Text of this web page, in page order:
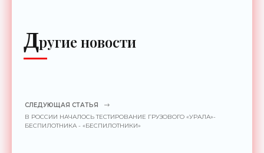
Другие новости
СЛЕДУЮЩАЯ СТАТЬЯ
В РОССИИ НАЧАЛОСЬ ТЕСТИРОВАНИЕ ГРУЗОВОГО «УРАЛА»-
БЕСПИЛОТНИКА - «БЕСПИЛОТНИКИ»